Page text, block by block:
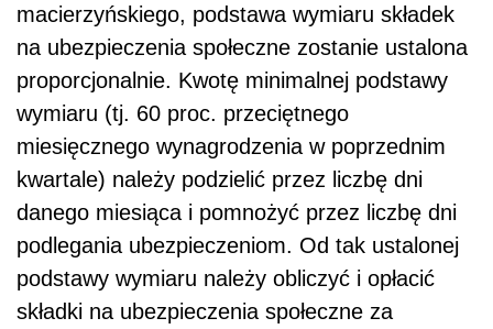
macierzyńskiego, podstawa wymiaru składek
na ubezpieczenia społeczne zostanie ustalona
proporcjonalnie. Kwotę minimalnej podstawy
wymiaru (tj. 60 proc. przeciętnego
miesięcznego wynagrodzenia w poprzednim
kwartale) należy podzielić przez liczbę dni
danego miesiąca i pomnożyć przez liczbę dni
podlegania ubezpieczeniom. Od tak ustalonej
podstawy wymiaru należy obliczyć i opłacić
składki na ubezpieczenia społeczne za